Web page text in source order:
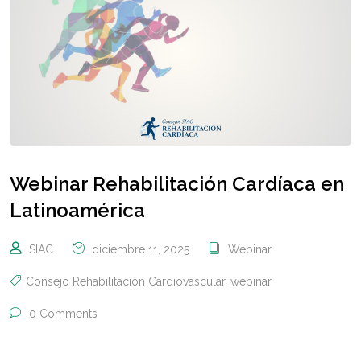
Webinar Rehabilitación Cardíaca en
Latinoamérica
SIAC diciembre 11, 2025 Webinar
Consejo Rehabilitación Cardiovascular, webinar
0 Comments